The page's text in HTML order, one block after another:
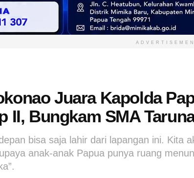
Juara Kapolda
II, Bungkam SMA
bisa saja lahir dari lapangan ini. Kita
anak-anak Papua punya ruang